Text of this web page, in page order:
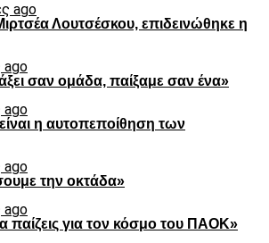
ago
Λουτσέσκου, επιδεινώθηκε η
ago
σαν ομάδα, παίξαμε σαν ένα»
ago
η αυτοπεποίθηση των
ago
την οκτάδα»
ago
παίζεις για τον κόσμο του ΠΑΟΚ»